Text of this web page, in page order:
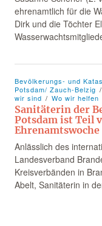
ehrenamtlich für die
Dirk und die Töchter
Bevölkerungs- und
Potsdam/ Zauch-Belzig
wir sind
Wo wir helfen
Sanitäterin der
Potsdam ist Teil
Ehrenamtswoche
Anlässlich des
Landesverband
Kreisverbänden in
Abelt, Sanitäterin in